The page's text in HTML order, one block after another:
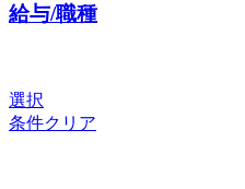
給与/職種
選択
条件クリア